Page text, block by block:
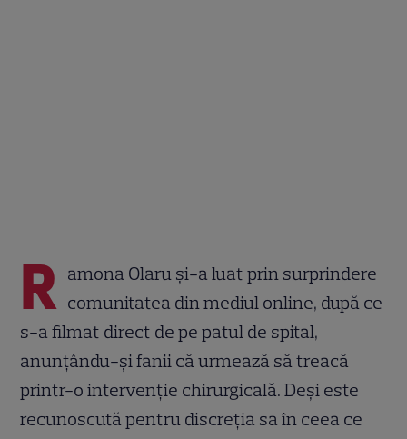
R amona Olaru și-a luat prin surprindere
comunitatea din mediul online, după ce
s-a filmat direct de pe patul de spital,
anunțându-și fanii că urmează să treacă
printr-o intervenție chirurgicală. Deși este
recunoscută pentru discreția sa în ceea ce